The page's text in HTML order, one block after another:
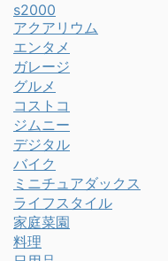
s2000
アクアリウム
エンタメ
ガレージ
グルメ
コストコ
ジムニー
デジタル
バイク
ミニチュアダックス
ライフスタイル
家庭菜園
料理